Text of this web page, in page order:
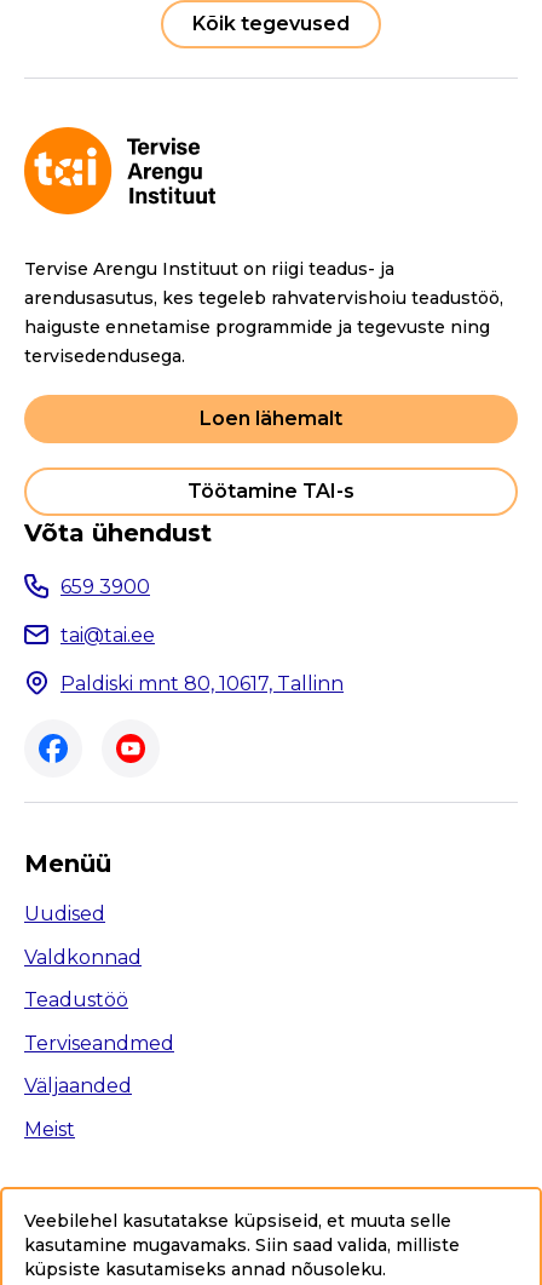
Kõik tegevused
Tervise Arengu Instituut on riigi teadus- ja
arendusasutus, kes tegeleb rahvatervishoiu teadustöö,
haiguste ennetamise programmide ja tegevuste ning
tervisedendusega.
Loen lähemalt
Töötamine TAI-s
Võta ühendust
659 3900
tai@tai.ee
Paldiski mnt 80, 10617, Tallinn
Menüü
Uudised
Valdkonnad
Teadustöö
Terviseandmed
Väljaanded
Meist
Ligipääsetavus
Veebilehel kasutatakse küpsiseid, et muuta selle
kasutamine mugavamaks. Siin saad valida, milliste
küpsiste kasutamiseks annad nõusoleku.